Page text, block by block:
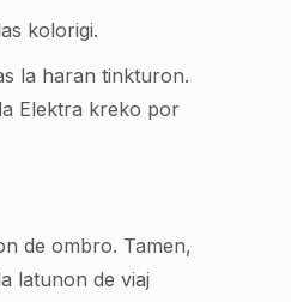
kolorigi.
la haran tinkturon.
Elektra kreko por
de ombro. Tamen,
latunon de viaj